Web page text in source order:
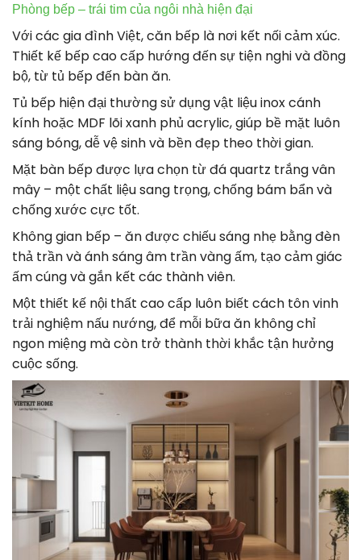
Phòng bếp – trái tim của ngôi nhà hiện đại
Với các gia đình Việt, căn bếp là nơi kết nối cảm xúc.
Thiết kế bếp cao cấp hướng đến sự tiện nghi và đồng
bộ, từ tủ bếp đến bàn ăn.
Tủ bếp hiện đại thường sử dụng vật liệu inox cánh
kính hoặc MDF lõi xanh phủ acrylic, giúp bề mặt luôn
sáng bóng, dễ vệ sinh và bền đẹp theo thời gian.
Mặt bàn bếp được lựa chọn từ đá quartz trắng vân
mây – một chất liệu sang trọng, chống bám bẩn và
chống xước cực tốt.
Không gian bếp – ăn được chiếu sáng nhẹ bằng đèn
thả trần và ánh sáng âm trần vàng ấm, tạo cảm giác
ấm cúng và gắn kết các thành viên.
Một thiết kế nội thất cao cấp luôn biết cách tôn vinh
trải nghiệm nấu nướng, để mỗi bữa ăn không chỉ
ngon miệng mà còn trở thành thời khắc tận hưởng
cuộc sống.